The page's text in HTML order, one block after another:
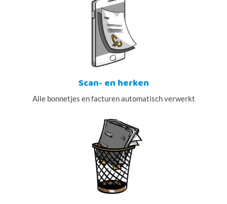
Scan- en herken
Alle bonnetjes en facturen automatisch verwerkt